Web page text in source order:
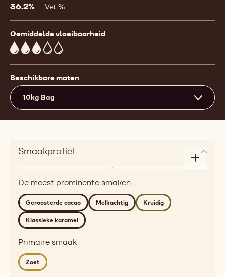
36.2% Vet %
Gemiddelde vloeibaarheid
3
Beschikbare maten
10kg Bag
Smaakprofiel
taste
dairy,
roasted,
golden
Detailed
roasted
cocoa,
milky,
De meest prominente smaken
Geroosterde cacao Melkachtig Kruidig
Klassieke karamel
Primaire smaak
Zoet